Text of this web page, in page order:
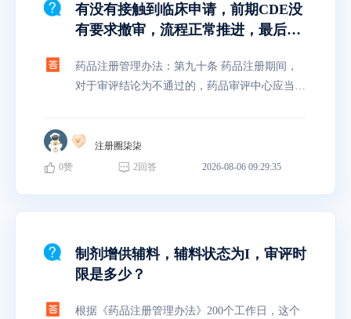
有没有接触到临床申请，前期CDE没
有要求撤审，流程正常推进，最后发
药品注册管理办法：第九十条 药品注册期间，
对于审评结论为不通过的，药品审评中心应当告
请人的异议意见进行综合评估并反
注册圈柒柒
0赞 2回答 2026-08-06 09:29:35
制剂增供辅料，辅料状态为I，审评时
限是多少？
根据《药品注册管理办法》200个工作日，这个